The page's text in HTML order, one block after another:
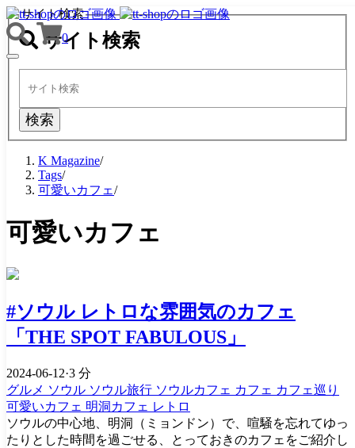
0
TOGGLE
NAVIGATION
サイト検索
サイト検索
検索
K Magazine/
Tags/
可愛いカフェ/
可愛いカフェ
#ソウル レトロな雰囲気のカフェ
「THE SPOT FABULOUS」
2024-06-12·3 分
グルメ ソウル ソウル旅行 ソウルカフェ カフェ カフェ巡り
可愛いカフェ 明洞カフェ レトロ
ソウルの中心地、明洞（ミョンドン）で、喧騒を忘れてゆっ
たりとした時間を過ごせる、とっておきのカフェをご紹介し